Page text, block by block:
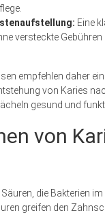
Eine
versteckte
empfehlen daher
von Karies
gesund und
von
die Bakterien
greifen den